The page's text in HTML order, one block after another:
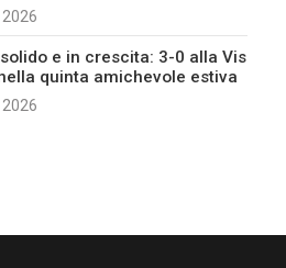
e in crescita: 3-0 alla Vis
quinta amichevole estiva